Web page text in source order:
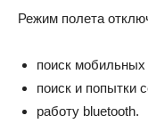
Режим полета
поиск мобильных
поиск и попытки
работу bluetooth.